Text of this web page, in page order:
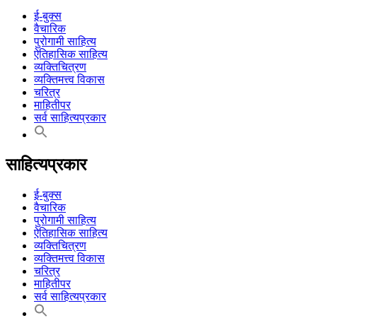
ई-बुक्स
वैचारिक
पुरोगामी साहित्य
ऐतिहासिक साहित्य
व्यक्तिचित्रण
व्यक्तिमत्त्व विकास
चरित्र
माहितीपर
सर्व साहित्यप्रकार
साहित्यप्रकार
ई-बुक्स
वैचारिक
पुरोगामी साहित्य
ऐतिहासिक साहित्य
व्यक्तिचित्रण
व्यक्तिमत्त्व विकास
चरित्र
माहितीपर
सर्व साहित्यप्रकार